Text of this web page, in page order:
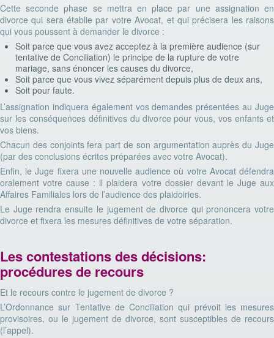
Cette seconde phase se mettra en place par une assignation en
divorce qui sera établie par votre Avocat, et qui précisera les raisons
qui vous poussent à demander le divorce :
Soit parce que vous avez acceptez à la première audience (sur
tentative de Conciliation) le principe de la rupture de votre
mariage, sans énoncer les causes du divorce,
Soit parce que vous vivez séparément depuis plus de deux ans,
Soit pour faute.
L’assignation indiquera également vos demandes présentées au Juge
sur les conséquences définitives du divorce pour vous, vos enfants et
vos biens.
Chacun des conjoints fera part de son argumentation auprès du Juge
(par des conclusions écrites préparées avec votre Avocat).
Enfin, le Juge fixera une nouvelle audience où votre Avocat défendra
oralement votre cause : il plaidera votre dossier devant le Juge aux
Affaires Familiales lors de l’audience des plaidoiries.
Le Juge rendra ensuite le jugement de divorce qui prononcera votre
divorce et fixera les mesures définitives de votre séparation.
Les contestations des décisions:
procédures de recours
Et le recours contre le jugement de divorce ?
L’Ordonnance sur Tentative de Conciliation qui prévoit les mesures
provisoires, ou le jugement de divorce, sont susceptibles de recours
(l’appel).